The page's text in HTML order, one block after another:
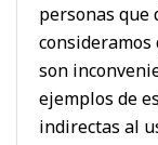
personas que
consideramos
son
ejemplos de
indirectas al